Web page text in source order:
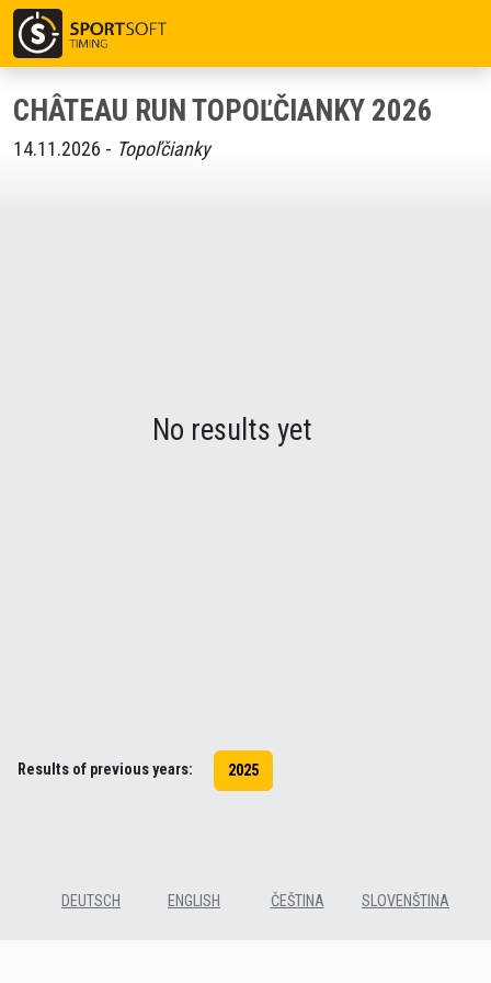
CHÂTEAU RUN TOPOĽČIANKY 2026
14.11.2026 - Topoľčianky
No results yet
Results of previous years: 2025
DEUTSCH ENGLISH ČEŠTINA SLOVENŠTINA